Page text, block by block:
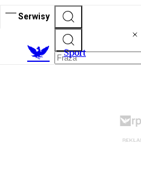
Serwisy
Sport